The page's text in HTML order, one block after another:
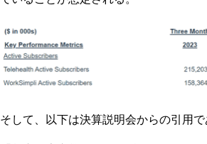
そして、以下は決算説明会からの引用で